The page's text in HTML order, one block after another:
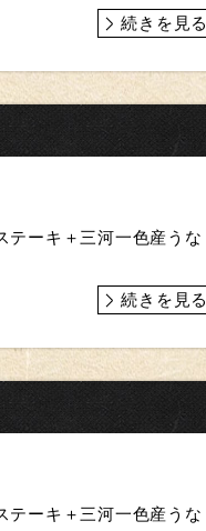
続きを見る
テーキ＋三河一色産うな
続きを見る
テーキ＋三河一色産うな